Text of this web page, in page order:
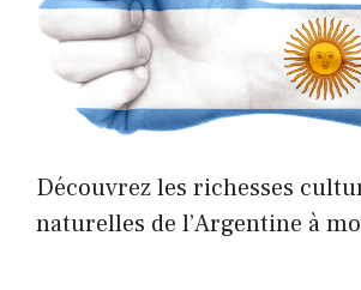
Découvrez les richesses
naturelles de l’Argentine à